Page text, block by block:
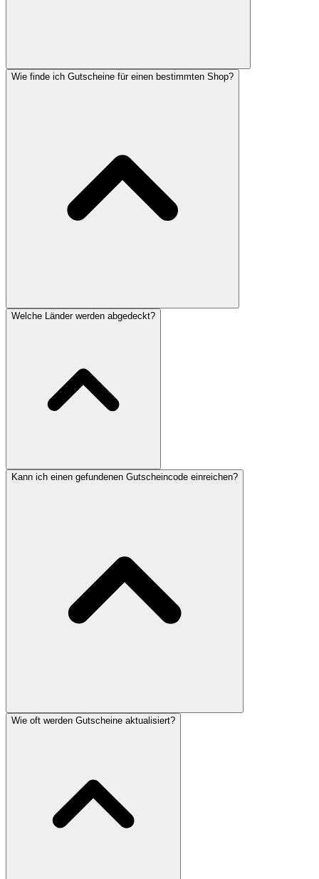
Wie finde ich Gutscheine für einen bestimmten Shop?
Welche Länder werden abgedeckt?
Kann ich einen gefundenen Gutscheincode einreichen?
Wie oft werden Gutscheine aktualisiert?